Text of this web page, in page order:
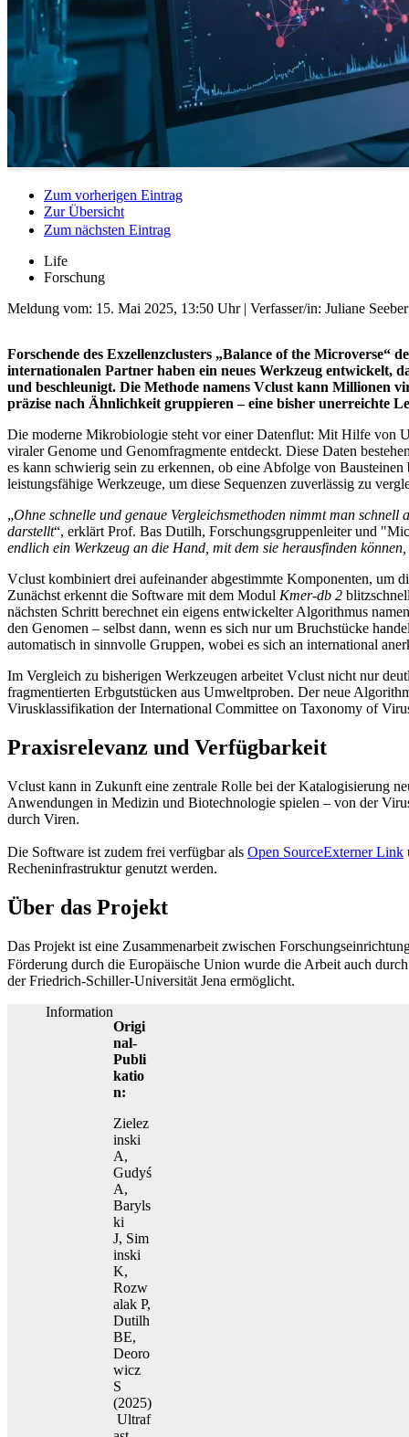
Zum vorherigen Eintrag
Zur Übersicht
Zum nächsten Eintrag
Life
Forschung
Meldung vom: 15. Mai 2025, 13:50 Uhr| Verfasser/in: Juliane Seeber
Forschende des Exzellenzclusters „Balance of the Microverse“
internationalen Partner haben ein neues Werkzeug entwickelt,
und beschleunigt. Die Methode namens Vclust kann Millionen
präzise nach Ähnlichkeit gruppieren – eine bisher unerreichte
Die moderne Mikrobiologie steht vor einer Datenflut: Mit Hilfe von
viraler Genome und Genomfragmente entdeckt. Diese Daten
es kann schwierig sein zu erkennen, ob eine Abfolge von
leistungsfähige Werkzeuge, um diese Sequenzen zuverlässig zu
„Ohne schnelle und genaue Vergleichsmethoden nimmt man
darstellt“, erklärt Prof. Bas Dutilh, Forschungsgruppenleiter und
endlich ein Werkzeug an die Hand, mit dem sie herausfinden
Vclust kombiniert drei aufeinander abgestimmte Komponenten, um
Zunächst erkennt die Software mit dem Modul Kmer-db 2
nächsten Schritt berechnet ein eigens entwickelter Algorithmus
den Genomen – selbst dann, wenn es sich nur um Bruchstücke
automatisch in sinnvolle Gruppen, wobei es sich an international
Im Vergleich zu bisherigen Werkzeugen arbeitet Vclust nicht nur
fragmentierten Erbgutstücken aus Umweltproben. Der neue
Virusklassifikation der International Committee on Taxonomy of
Praxisrelevanz und Verfügbarkeit
Vclust kann in Zukunft eine zentrale Rolle bei der Katalogisierung
Anwendungen in Medizin und Biotechnologie spielen – von der
durch Viren.
Die Software ist zudem frei verfügbar als Open SourceExterner Link
Recheninfrastruktur genutzt werden.
Über das Projekt
Das Projekt ist eine Zusammenarbeit zwischen
Förderung durch die Europäische Union wurde die Arbeit auch
der Friedrich-Schiller-Universität Jena ermöglicht.
Information
Origi
nal-
Publi
katio
n:
Zielez
inski
A,
Gudyś
A,
Baryls
ki
J, Sim
inski
K,
Rozw
alak P,
Dutilh
BE,
Deoro
wicz
S
(2025)
Ultraf